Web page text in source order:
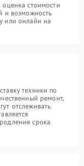
оценка стоимости
и возможность
или онлайн на
техники по
ремонт,
отслеживать
срока